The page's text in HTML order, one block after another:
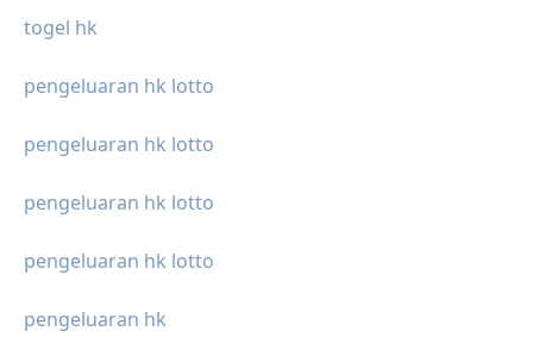
togel hk
pengeluaran hk lotto
pengeluaran hk lotto
pengeluaran hk lotto
pengeluaran hk lotto
pengeluaran hk